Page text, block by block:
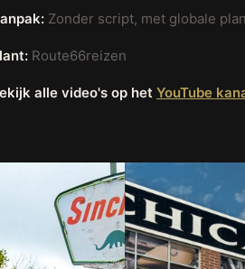
Zonder script, met globale
Route66reizen
alle video's op het YouTube